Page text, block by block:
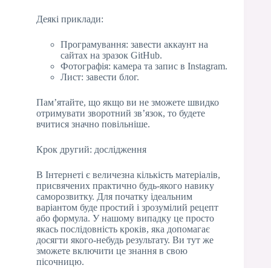
Деякі приклади:
Програмування: завести аккаунт на
сайтах на зразок GitHub.
Фотографія: камера та запис в Instagram.
Лист: завести блог.
Пам’ятайте, що якщо ви не зможете швидко
отримувати зворотний зв’язок, то будете
вчитися значно повільніше.
Крок другий: дослідження
В Інтернеті є величезна кількість матеріалів,
присвячених практично будь-якого навику
саморозвитку. Для початку ідеальним
варіантом буде простий і зрозумілий рецепт
або формула. У нашому випадку це просто
якась послідовність кроків, яка допомагає
досягти якого-небудь результату. Ви тут же
зможете включити це знання в свою
пісочницю.